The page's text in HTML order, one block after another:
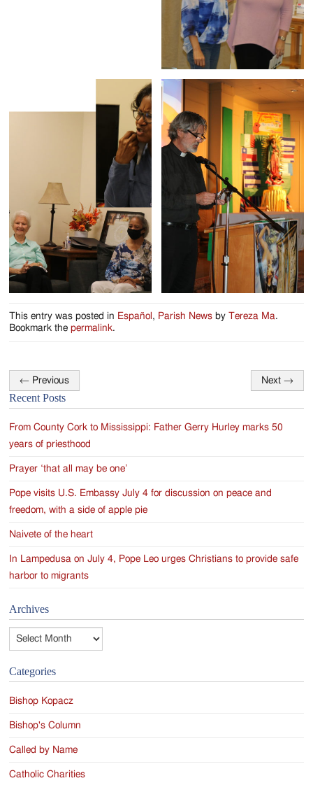
This entry was posted in Español , Parish News byTereza Ma.
Bookmark thepermalink.
Post
navigation
← Previous Next →
Recent Posts
From County Cork to Mississippi: Father Gerry Hurley marks 50
years of priesthood
Prayer ‘that all may be one’
Pope visits U.S. Embassy July 4 for discussion on peace and
freedom, with a side of apple pie
Naivete of the heart
In Lampedusa on July 4, Pope Leo urges Christians to provide safe
harbor to migrants
Archives
Categories
Bishop Kopacz
Bishop's Column
Called by Name
Catholic Charities